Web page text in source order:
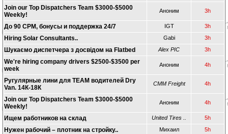
Join our Top Dispatchers Team $3000-$5000
Weekly!
Аноним 3h
До 90 CPM, бонусы и поддержка 24/7 IGT 3h
Hiring Solar Consultants.. Gabi 3h
Шукаємо диспетчера з досвідом на Flatbed Alex PIC 3h
We're hiring company drivers $2500-$3500 per
week
Аноним 4h
Ругулярные лини для TEAM водителей Dry
Van. 14К-18К
CMM Freight 4h
Join our Top Dispatchers Team $3000-$5000
Weekly!
Аноним 4h
Ищем работников на склад United Tires .. 5h
Нужен рабочий – плотник на стройку.. Михаил 5h